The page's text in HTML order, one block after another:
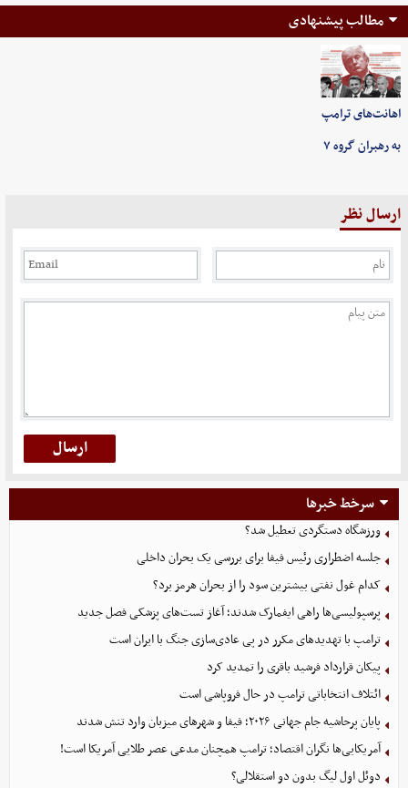
مطالب پیشنهادی
اهانت‌های ترامپ
به رهبران گروه ۷
ارسال نظر
سرخط خبرها
ورزشگاه دستگردی تعطیل شد؟
جلسه اضطراری رئیس فیفا برای بررسی یک بحران داخلی
کدام غول نفتی بیشترین سود را از بحران هرمز برد؟
پرسپولیسی‌ها راهی ایفمارک شدند؛ آغاز تست‌های پزشکی فصل جدید
ترامپ با تهدیدهای مکرر در پی عادی‌سازی جنگ با ایران است
پیکان قرارداد فرشید باقری را تمدید کرد
ائتلاف انتخاباتی ترامپ در حال فروپاشی است
پایان پرحاشیه جام جهانی ۲۰۲۶؛ فیفا و شهرهای میزبان وارد تنش شدند
آمریکایی‌ها نگران اقتصاد؛ ترامپ همچنان مدعی عصر طلایی آمریکا است!
دوئل اول لیگ بدون دو استقلالی؟